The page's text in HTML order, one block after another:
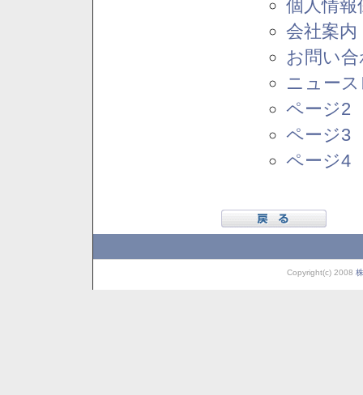
個人情報
会社案内
お問い
ニュー
ページ2
ページ3
ページ4
Copyright(c) 2008